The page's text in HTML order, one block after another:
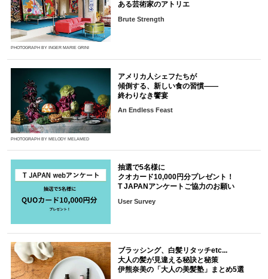
PHOTOGRAPH BY INGER MARIE GRINI
ある芸術家のアトリエ
Brute Strength
PHOTOGRAPH BY MELODY MELAMED
アメリカ人シェフたちが
傾倒する、新しい食の習慣――
終わりなき饗宴
An Endless Feast
抽選で5名様に
クオカード10,000円分プレゼント！
T JAPANアンケートご協力のお願い
User Survey
ブラッシング、白髪リタッチetc...
大人の髪が見違える秘訣と秘策
伊熊奈美の「大人の美髪塾」まとめ5選